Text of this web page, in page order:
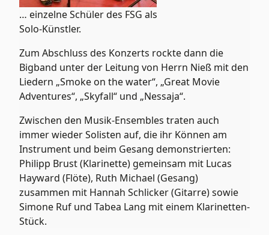
… einzelne Schüler des FSG als
Solo-Künstler.
Zum Abschluss des Konzerts rockte dann die
Bigband unter der Leitung von Herrn Nieß mit den
Liedern „Smoke on the water“, „Great Movie
Adventures“, „Skyfall“ und „Nessaja“.
Zwischen den Musik-Ensembles traten auch
immer wieder Solisten auf, die ihr Können am
Instrument und beim Gesang demonstrierten:
Philipp Brust (Klarinette) gemeinsam mit Lucas
Hayward (Flöte), Ruth Michael (Gesang)
zusammen mit Hannah Schlicker (Gitarre) sowie
Simone Ruf und Tabea Lang mit einem Klarinetten-
Stück.